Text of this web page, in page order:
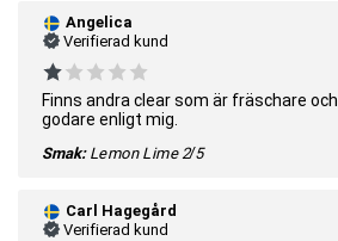
Angelica
Verifierad kund
Finns andra clear som är fräschare och
godare enligt mig.
Smak: Lemon Lime 2/5
Carl Hagegård
Verifierad kund